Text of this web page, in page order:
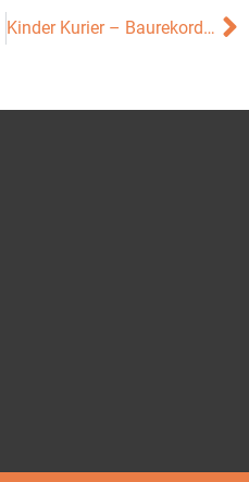
Kinder Kurier – Baurekorde und Kugelpuzzle